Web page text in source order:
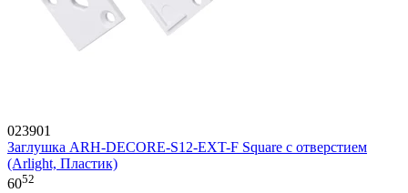
023901
Заглушка ARH-DECORE-S12-EXT-F Square с отверстием
(Arlight, Пластик)
6052